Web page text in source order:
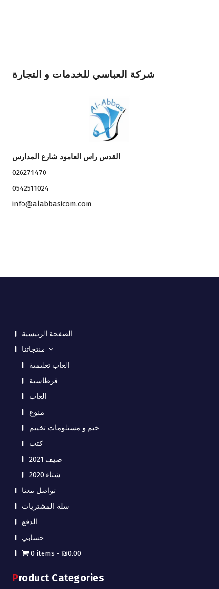
شركة العباسي للخدمات و التجارة
القدس راس العامود شارع المدارس
026271470
0542511024
info@alabbasicom.com
الصفحة الرئيسية
منتجاتنا
العاب تعليمية
قرطاسية
العاب
منوع
خيم و مستلومات تخييم
كتب
صيف 2021
شتاء 2020
تواصل معنا
سلة المشتريات
الدفع
حسابي
0 items
₪0.00
Product Categories